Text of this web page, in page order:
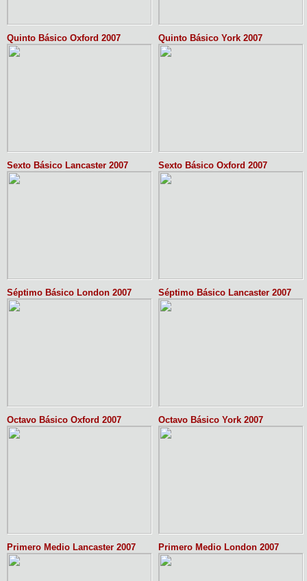
Quinto Básico Oxford 2007 Quinto Básico York 2007
Sexto Básico Lancaster 2007 Sexto Básico Oxford 2007
Séptimo Básico London 2007 Séptimo Básico Lancaster 2007
Octavo Básico Oxford 2007 Octavo Básico York 2007
Primero Medio Lancaster 2007 Primero Medio London 2007